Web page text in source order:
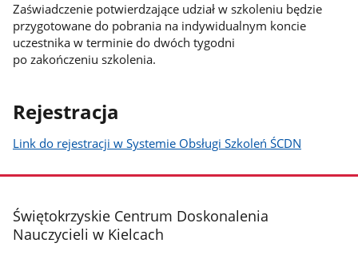
Zaświadczenie potwierdzające udział w szkoleniu będzie
przygotowane do pobrania na indywidualnym koncie
uczestnika w terminie do dwóch tygodni
po zakończeniu szkolenia.
Rejestracja
Link do rejestracji w Systemie Obsługi Szkoleń ŚCDN
stopka
Świętokrzyskie Centrum Doskonalenia
Nauczycieli w Kielcach